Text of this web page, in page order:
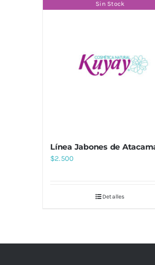
Sin Stock
Línea Jabones de
$2.500
Detalles